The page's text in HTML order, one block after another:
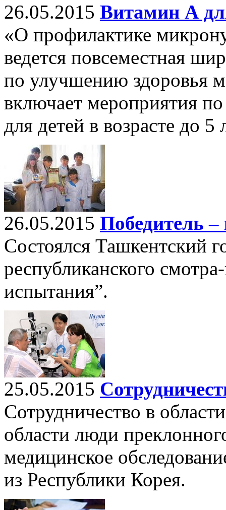
26.05.2015 Витамин А
«О профилактике
ведется повсеместная
по улучшению здоровья
включает мероприятия
для детей в возрасте до 5
26.05.2015 Победитель
Состоялся Ташкентский
республиканского
испытания”.
25.05.2015
Сотрудничество в
области люди
медицинское
из Республики Корея.